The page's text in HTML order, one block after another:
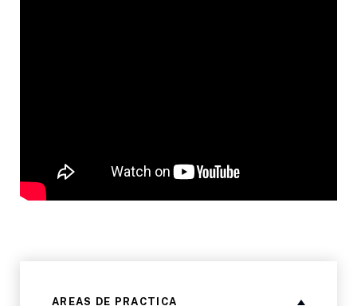
AREAS DE PRACTICA